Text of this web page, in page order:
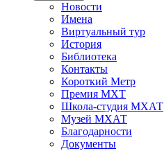
Новости
Имена
Виртуальный тур
История
Библиотека
Контакты
Короткий Метр
Премия МХТ
Школа-студия МХАТ
Музей МХАТ
Благодарности
Документы